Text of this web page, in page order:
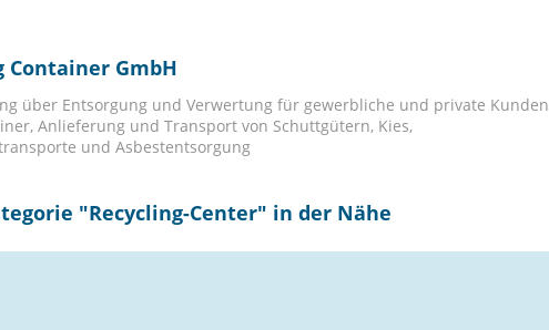
GmbH
über Entsorgung und Verwertung für gewerbliche und private Kunden
Anlieferung und Transport von Schuttgütern, Kies,
und Asbestentsorgung
"Recycling-Center" in der Nähe